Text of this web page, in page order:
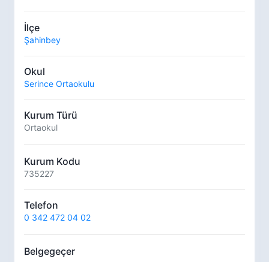
İlçe
Şahinbey
Okul
Serince Ortaokulu
Kurum Türü
Ortaokul
Kurum Kodu
735227
Telefon
0 342 472 04 02
Belgegeçer